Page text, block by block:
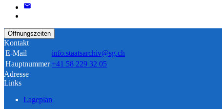
Öffnungszeiten
Kontakt
E-Mail
info.staatsarchiv@sg.ch
Hauptnummer +41 58 229 32 05
Adresse
Links
Lageplan